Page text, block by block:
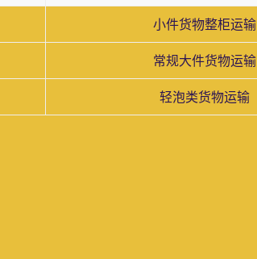
小件货物整柜运输
常规大件货物运输
轻泡类货物运输